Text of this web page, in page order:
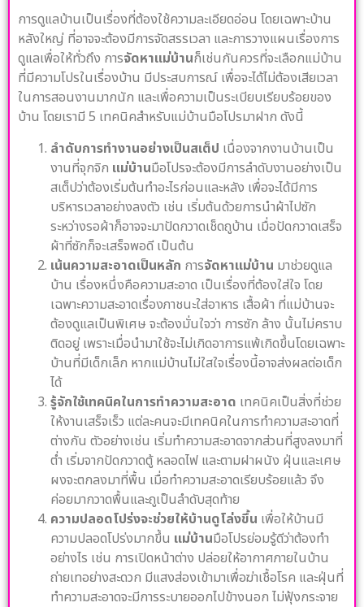
การดูแลบ้านเป็นเรื่องที่ต้องใช้ความละเอียดอ่อน โดยเฉพาะบ้าน
หลังใหญ่ ที่อาจจะต้องมีการจัดสรรเวลา และการวางแผนเรื่องการ
ดูแลเพื่อให้ทั่วถึง การจัดหาแม่บ้านก็เช่นกันควรที่จะเลือกแม่บ้าน
ที่มีความโปรในเรื่องบ้าน มีประสบการณ์ เพื่อจะได้ไม่ต้องเสียเวลา
ในการสอนงานมากนัก และเพื่อความเป็นระเบียบเรียบร้อยของ
บ้าน โดยเรามี 5 เทคนิคสำหรับแม่บ้านมือโปรมาฝาก ดังนี้
ลำดับการทำงานอย่างเป็นสเต็ป เนื่องจากงานบ้านเป็น
งานที่จุกจิก แม่บ้านมือโปรจะต้องมีการลำดับงานอย่างเป็น
สเต็ปว่าต้องเริ่มต้นทำอะไรก่อนและหลัง เพื่อจะได้มีการ
บริหารเวลาอย่างลงตัว เช่น เริ่มต้นด้วยการนำผ้าไปซัก
ระหว่างรอผ้าก็อาจจะมาปัดกวาดเช็ดถูบ้าน เมื่อปัดกวาดเสร็จ
ผ้าที่ซักก็จะเสร็จพอดี เป็นต้น
เน้นความสะอาดเป็นหลัก การจัดหาแม่บ้าน มาช่วยดูแล
บ้าน เรื่องหนึ่งคือความสะอาด เป็นเรื่องที่ต้องใส่ใจ โดย
เฉพาะความสะอาดเรื่องภาชนะใส่อาหาร เสื้อผ้า ที่แม่บ้านจะ
ต้องดูแลเป็นพิเศษ จะต้องมั่นใจว่า การซัก ล้าง นั้นไม่คราบ
ติดอยู่ เพราะเมื่อนำมาใช้จะไม่เกิดอาการแพ้เกิดขึ้นโดยเฉพาะ
บ้านที่มีเด็กเล็ก หากแม่บ้านไม่ใสใจเรื่องนี้อาจส่งผลต่อเด็ก
ได้
รู้จักใช้เทคนิคในการทำความสะอาด เทคนิคเป็นสิ่งที่ช่วย
ให้งานเสร็จเร็ว แต่ละคนจะมีเทคนิคในการทำความสะอาดที่
ต่างกัน ตัวอย่างเช่น เริ่มทำความสะอาดจากส่วนที่สูงลงมาที่
ต่ำ เริ่มจากปัดกวาดตู้ หลอดไฟ และตามฝาผนัง ฝุ่นและเศษ
ผงจะตกลงมาที่พื้น เมื่อทำความสะอาดเรียบร้อยแล้ว จึง
ค่อยมากวาดพื้นและถูเป็นลำดับสุดท้าย
ความปลอดโปร่งจะช่วยให้บ้านดูโล่งขึ้น เพื่อให้บ้านมี
ความปลอดโปร่งมากขึ้น แม่บ้านมือโปรย่อมรู้ดีว่าต้องทำ
อย่างไร เช่น การเปิดหน้าต่าง ปล่อยให้อากาศภายในบ้าน
ถ่ายเทอย่างสะดวก มีแสงส่องเข้ามาเพื่อฆ่าเชื้อโรค และฝุ่นที่
ทำความสะอาดจะมีการระบายออกไปข้างนอก ไม่ฟุ้งกระจาย